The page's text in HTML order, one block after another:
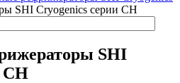
SHI Cryogenics серии CH
SHI
CH